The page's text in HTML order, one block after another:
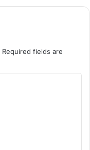
Required fields are